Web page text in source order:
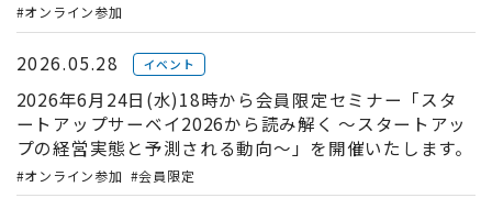
#オンライン参加
2026.05.28 イベント
2026年6月24日(水)18時から会員限定セミナー「スタ
ートアップサーベイ2026から読み解く ～スタートアッ
プの経営実態と予測される動向～」を開催いたします。
#オンライン参加 #会員限定